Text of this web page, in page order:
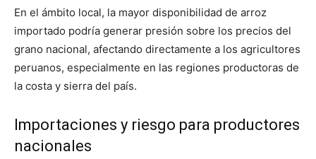
En el ámbito local, la mayor disponibilidad de arroz
importado podría generar presión sobre los precios del
grano nacional, afectando directamente a los agricultores
peruanos, especialmente en las regiones productoras de
la costa y sierra del país.
Importaciones y riesgo para productores
nacionales